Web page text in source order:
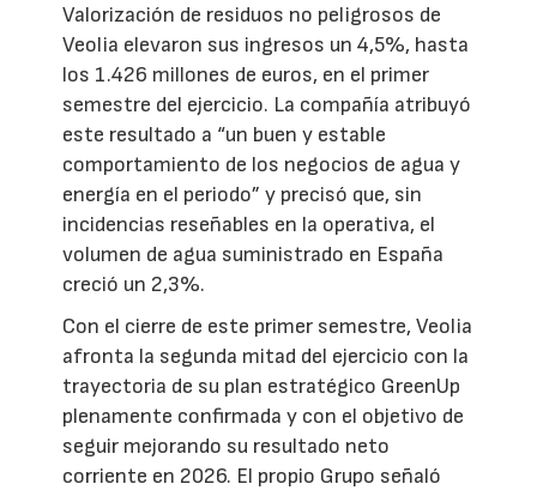
Valorización de residuos no peligrosos de
Veolia elevaron sus ingresos un 4,5%, hasta
los 1.426 millones de euros, en el primer
semestre del ejercicio. La compañía atribuyó
este resultado a “un buen y estable
comportamiento de los negocios de agua y
energía en el periodo” y precisó que, sin
incidencias reseñables en la operativa, el
volumen de agua suministrado en España
creció un 2,3%.
Con el cierre de este primer semestre, Veolia
afronta la segunda mitad del ejercicio con la
trayectoria de su plan estratégico GreenUp
plenamente confirmada y con el objetivo de
seguir mejorando su resultado neto
corriente en 2026. El propio Grupo señaló